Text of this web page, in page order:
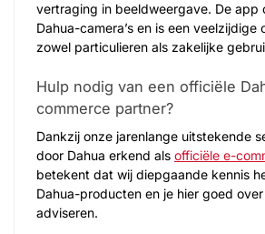
vertraging in beeldweergave. De app
Dahua-camera’s en is een veelzijdige
zowel particulieren als zakelijke
Hulp nodig van een officiële
commerce partner?
Dankzij onze jarenlange uitstekende
door Dahua erkend als officiële e-
betekent dat wij diepgaande kennis
Dahua-producten en je hier goed
adviseren.